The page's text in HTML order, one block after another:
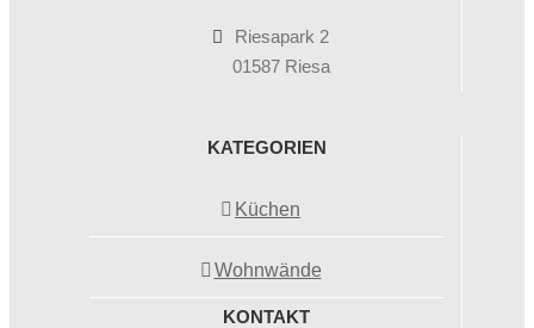
Riesapark 2
01587 Riesa
KATEGORIEN
Küchen
Wohnwände
KONTAKT